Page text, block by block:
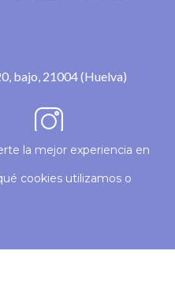
bajo, 21004 (Huelva)
la mejor experiencia en
cookies utilizamos o